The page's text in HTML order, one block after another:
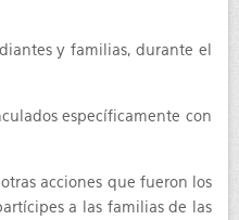
y familias, durante el
específicamente con
acciones que fueron los
a las familias de las